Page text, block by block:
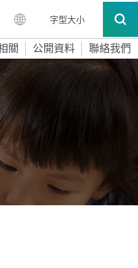
字型大小
關 公開資料 聯絡我們